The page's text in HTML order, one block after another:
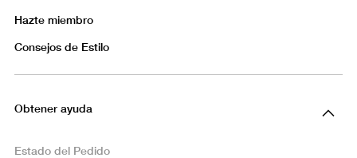
Hazte miembro
Consejos de Estilo
Obtener ayuda
Estado del Pedido